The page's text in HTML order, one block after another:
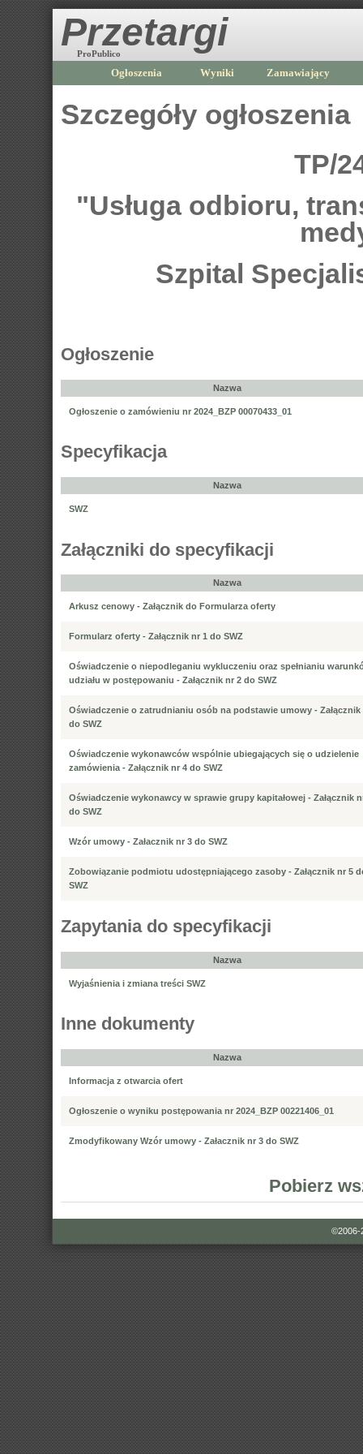
Przetargi
ProPublico
Ogłoszenia Wyniki Zamawiający
Szczegóły ogłoszenia
TP/
"Usługa odbioru,
Szpital
Ogłoszenie
Nazwa
Ogłoszenie o zamówieniu nr 2024_BZP 00070433_01
Specyfikacja
Nazwa
SWZ
Załączniki do specyfikacji
Nazwa
Arkusz cenowy - Załącznik do Formularza oferty
Formularz oferty - Załącznik nr 1 do SWZ
Oświadczenie o niepodleganiu wykluczeniu oraz spełnianiu
udziału w postępowaniu - Załącznik nr 2 do SWZ
Oświadczenie o zatrudnianiu osób na podstawie umowy - Załącznik
do SWZ
Oświadczenie wykonawców wspólnie ubiegających się o udzielenie
zamówienia - Załącznik nr 4 do SWZ
Oświadczenie wykonawcy w sprawie grupy kapitałowej - Załącznik
do SWZ
Wzór umowy - Załacznik nr 3 do SWZ
Zobowiązanie podmiotu udostępniającego zasoby - Załącznik nr 5
SWZ
Zapytania do specyfikacji
Nazwa
Wyjaśnienia i zmiana treści SWZ
Inne dokumenty
Nazwa
Informacja z otwarcia ofert
Ogłoszenie o wyniku postępowania nr 2024_BZP 00221406_01
Zmodyfikowany Wzór umowy - Załacznik nr 3 do SWZ
Pobierz
©2006-